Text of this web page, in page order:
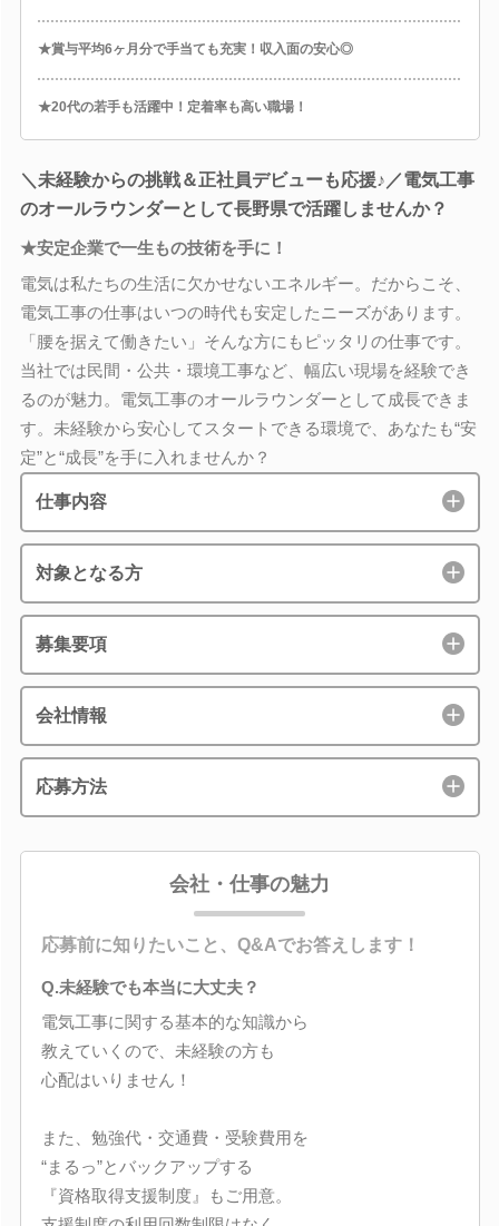
★賞与平均6ヶ月分で手当ても充実！収入面の安心◎
★20代の若手も活躍中！定着率も高い職場！
＼未経験からの挑戦＆正社員デビューも応援♪／電気工事
のオールラウンダーとして長野県で活躍しませんか？
★安定企業で一生もの技術を手に！
電気は私たちの生活に欠かせないエネルギー。だからこそ、
電気工事の仕事はいつの時代も安定したニーズがあります。
「腰を据えて働きたい」そんな方にもピッタリの仕事です。
当社では民間・公共・環境工事など、幅広い現場を経験でき
るのが魅力。電気工事のオールラウンダーとして成長できま
す。未経験から安心してスタートできる環境で、あなたも“安
定”と“成長”を手に入れませんか？
仕事内容
対象となる方
募集要項
会社情報
応募方法
会社・仕事の魅力
応募前に知りたいこと、Q&Aでお答えします！
Q.未経験でも本当に大丈夫？
電気工事に関する基本的な知識から
教えていくので、未経験の方も
心配はいりません！
また、勉強代・交通費・受験費用を
“まるっ”とバックアップする
『資格取得支援制度』もご用意。